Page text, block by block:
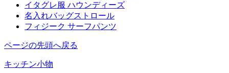
イタグレ服 ハウンディーズ
名入れバッグストロール
フィジーク サーフパンツ
ページの先頭へ戻る
キッチン小物